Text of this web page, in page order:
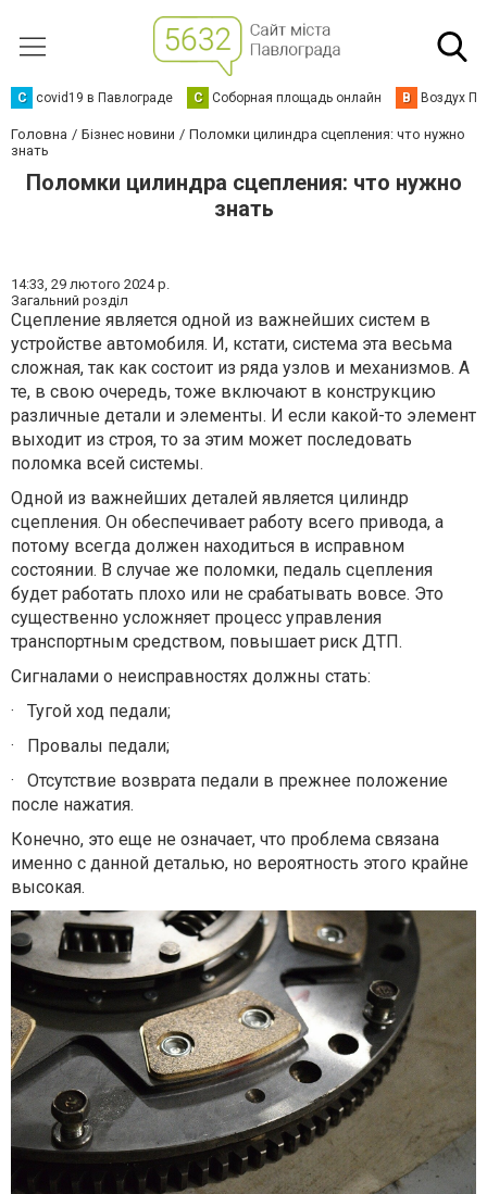
C covid19 в Павлограде С Соборная площадь онлайн В Воздух
Головна Бізнес новини
Поломки цилиндра сцепления: что нужно
знать
Поломки цилиндра сцепления: что нужно
знать
14:33, 29 лютого 2024 р.
Загальний розділ
Сцепление является одной из важнейших систем в
устройстве автомобиля. И, кстати, система эта весьма
сложная, так как состоит из ряда узлов и механизмов. А
те, в свою очередь, тоже включают в конструкцию
различные детали и элементы. И если какой-то элемент
выходит из строя, то за этим может последовать
поломка всей системы.
Одной из важнейших деталей является цилиндр
сцепления. Он обеспечивает работу всего привода, а
потому всегда должен находиться в исправном
состоянии. В случае же поломки, педаль сцепления
будет работать плохо или не срабатывать вовсе. Это
существенно усложняет процесс управления
транспортным средством, повышает риск ДТП.
Сигналами о неисправностях должны стать:
·
Тугой ход педали;
·
Провалы педали;
·
Отсутствие возврата педали в прежнее положение
после нажатия.
Конечно, это еще не означает, что проблема связана
именно с данной деталью, но вероятность этого крайне
высокая.